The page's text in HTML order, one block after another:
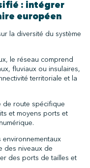
: intégrer
européen
la diversité du système
le réseau comprend
fluviaux ou insulaires,
territoriale et la
de route spécifique
et moyens ports et
des niveaux de
des ports de tailles et